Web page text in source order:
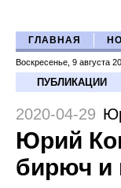
ГЛАВНАЯ
Воскресенье, 9 августа
ПУБЛИКАЦИИ
2020-04-29
Юрий
бирюч и